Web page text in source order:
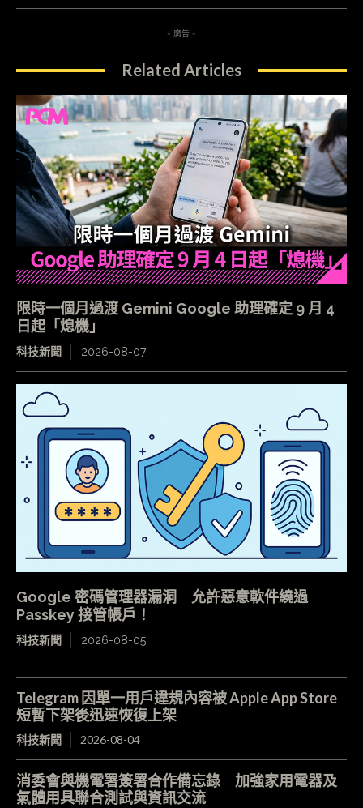
- 廣告 -
Related Articles
限時一個月過渡 Gemini Google 助理確定 9 月 4
日起「熄機」
科技新聞 2026-08-07
Google 密碼管理器漏洞 允許惡意軟件繞過
Passkey 接管帳戶！
科技新聞 2026-08-05
Telegram 因單一用戶違規內容被 Apple App Store
短暫下架後迅速恢復上架
科技新聞 2026-08-04
消委會與機電署簽署合作備忘錄 加強家用電器及
氣體用具聯合測試與資訊交流